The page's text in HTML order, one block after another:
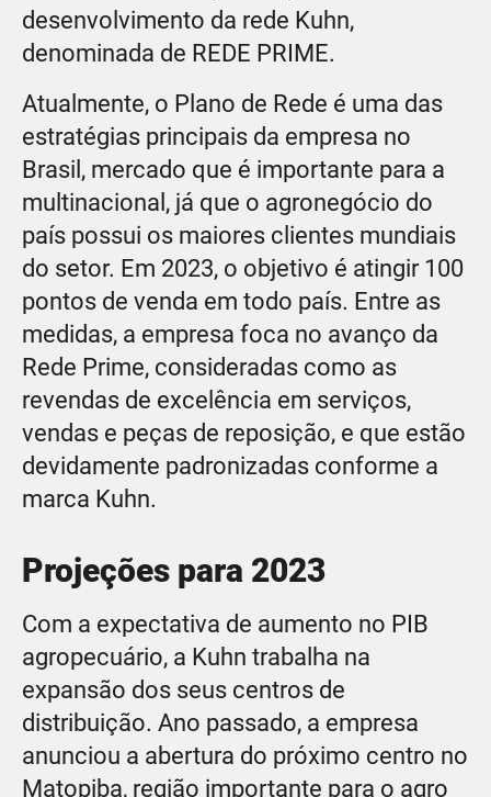
desenvolvimento da rede Kuhn,
denominada de REDE PRIME.
Atualmente, o Plano de Rede é uma das
estratégias principais da empresa no
Brasil, mercado que é importante para a
multinacional, já que o agronegócio do
país possui os maiores clientes mundiais
do setor. Em 2023, o objetivo é atingir 100
pontos de venda em todo país. Entre as
medidas, a empresa foca no avanço da
Rede Prime, consideradas como as
revendas de excelência em serviços,
vendas e peças de reposição, e que estão
devidamente padronizadas conforme a
marca Kuhn.
Projeções para 2023
Com a expectativa de aumento no PIB
agropecuário, a Kuhn trabalha na
expansão dos seus centros de
distribuição. Ano passado, a empresa
anunciou a abertura do próximo centro no
Matopiba, região importante para o agro